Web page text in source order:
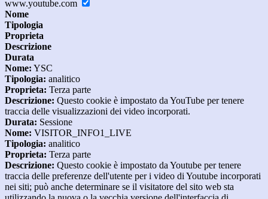
www.youtube.com
Nome
Tipologia
Proprieta
Descrizione
Durata
Nome: YSC
Tipologia: analitico
Proprieta: Terza parte
Descrizione: Questo cookie è impostato da YouTube per tenere
traccia delle visualizzazioni dei video incorporati.
Durata: Sessione
Nome: VISITOR_INFO1_LIVE
Tipologia: analitico
Proprieta: Terza parte
Descrizione: Questo cookie è impostato da Youtube per tenere
traccia delle preferenze dell'utente per i video di Youtube incorporati
nei siti; può anche determinare se il visitatore del sito web sta